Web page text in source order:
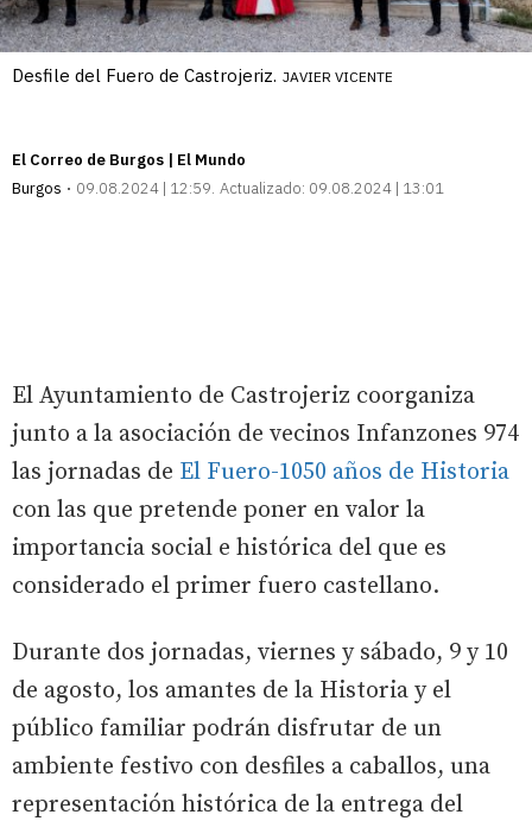
Desfile del Fuero de Castrojeriz. JAVIER VICENTE
El Correo de Burgos | El Mundo
Burgos
09.08.2024 | 12:59 Actualizado: 09.08.2024 | 13:01
El Ayuntamiento de Castrojeriz coorganiza
junto a la asociación de vecinos Infanzones 974
las jornadas de El Fuero-1050 años de Historia
con las que pretende poner en valor la
importancia social e histórica del que es
considerado el primer fuero castellano.
Durante dos jornadas, viernes y sábado, 9 y 10
de agosto, los amantes de la Historia y el
público familiar podrán disfrutar de un
ambiente festivo con desfiles a caballos, una
representación histórica de la entrega del